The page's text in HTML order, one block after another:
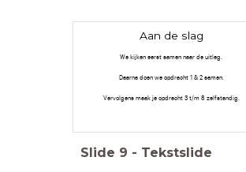
Aan de slag
We kijken eerst samen naar de uitleg.
Daarna doen we opdracht 1 & 2 samen.
Vervolgens maak je opdracht 3 t/m 8 zelfstandig.
Slide 9 - Tekstslide